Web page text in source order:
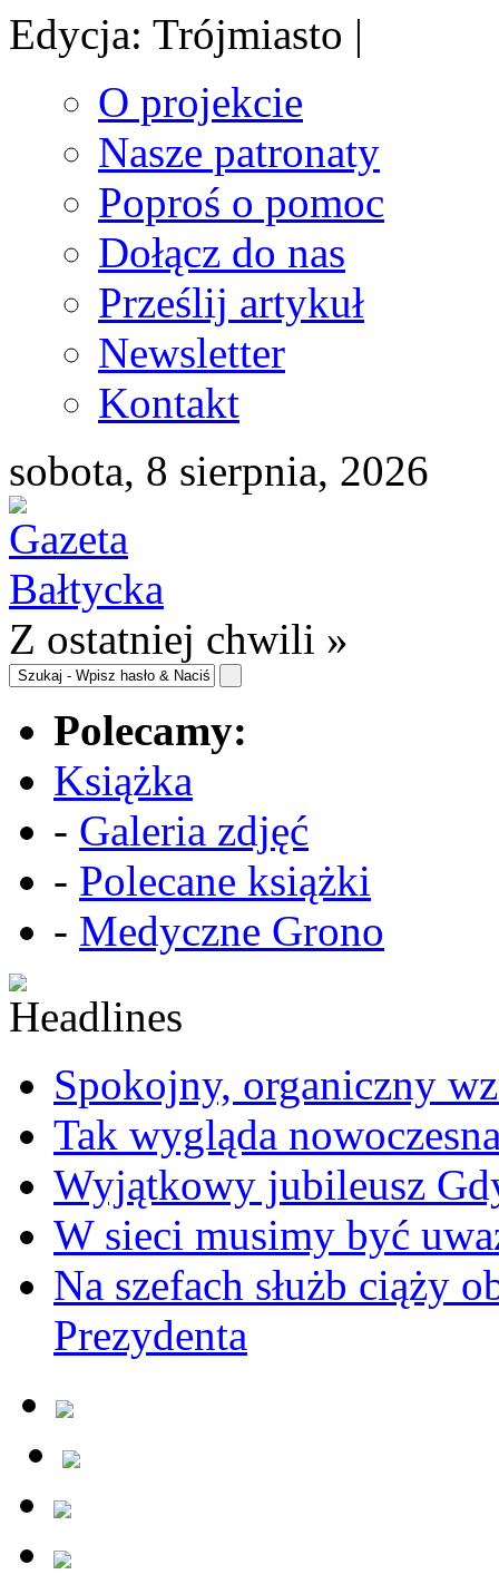
Edycja: Trójmiasto |
O projekcie
Nasze patronaty
Poproś o pomoc
Dołącz do nas
Prześlij artykuł
Newsletter
Kontakt
sobota, 8 sierpnia, 2026
Z ostatniej chwili »
Polecamy:
Książka
- Galeria zdjęć
- Polecane książki
- Medyczne Grono
Spokojny, organiczny
Tak wygląda
Wyjątkowy jubileusz
W sieci musimy być
Na szefach służb ciąży
Prezydenta